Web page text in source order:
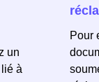
un
à
Pour